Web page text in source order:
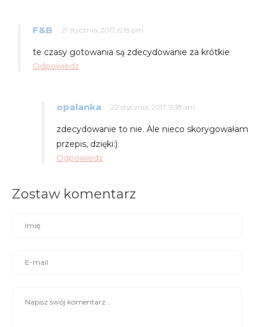
F&B 21 stycznia, 2017, 6:18 pm
te czasy gotowania są zdecydowanie za krótkie
Odpowiedz
opalanka 22 stycznia, 2017, 9:38 am
zdecydowanie to nie. Ale nieco skorygowałam
przepis, dzięki:)
Odpowiedz
Zostaw komentarz